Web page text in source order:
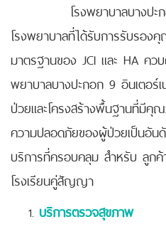
โรงพยาบาลบางป
โรงพยาบาลที่ได้รับการรับรอง
มาตรฐานของ JCI และ HA คว
พยาบาลบางปะกอก 9 อินเตอร์
ป่วยและโครงสร้างพื้นฐานที่มีคุ
ความปลอดภัยของผู้ป่วยเป็นอั
บริการที่ครอบคลุม สำหรับ ลูก
โรงเรียนคู่สัญญา
บริการตรวจสุขภาพ